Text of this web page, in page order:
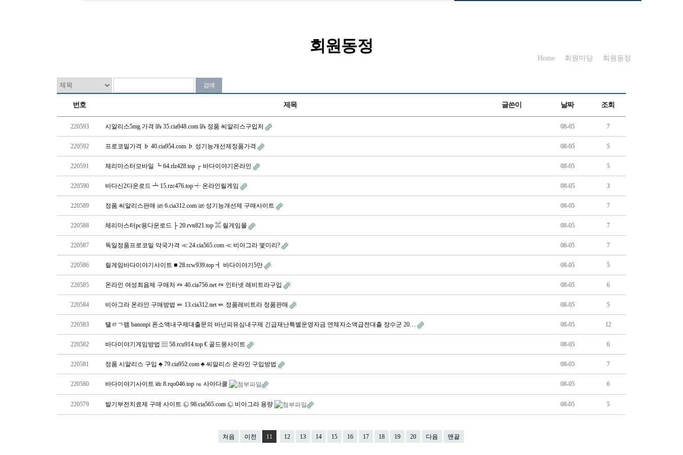
Home 회원마당 회원동정
회원동정
번호 제목 글쓴이 날짜 조회
220593 시알리스5mg 가격 ㎬ 35.cia948.com ㎬ 정품 씨알리스구입처 08-05 7
220592 프로코밀가격 ♭ 40.cia954.com ♭ 성기능개선제정품가격 08-05 5
220591 체리마스터모바일 ┗ 64.rlz428.top ┌ 바다이야기온라인 08-05 5
220590 바다신2다운로드 ┻ 15.rzc476.top ┽ 온라인릴게임 08-05 3
220589 정품 씨알리스판매 ㈃ 6.cia312.com ㈃ 성기능개선제 구매사이트 08-05 7
220588 체리마스터pc용다운로드 ├ 20.rvn821.top ⌘ 릴게임몰 08-05 7
220587 독일정품프로코밀 약국가격 ≪ 24.cia565.com ≪ 비아그라 몇미리? 08-05 7
220586 릴게임바다이야기사이트 ■ 28.rcw939.top ┫ 바다이야기5만 08-05 5
220585 온라인 여성최음제 구매처 ㅩ 40.cia756.net ㅩ 인터넷 레비트라구입 08-05 6
220584 비아그라 온라인 구매방법 ㅄ 13.cia312.net ㅄ 정품레비트라 정품판매 08-05 5
220583 탤ㄹㄱ램 banonpi 폰소액내구제대출문의 바넌피유심내구제 긴급재난특별운영자금 연체자소액급전대출 장수군 20… 08-05 12
220582 바다이야기게임방법 ▤ 58.rcu914.top € 골드몽사이트 08-05 6
220581 정품 시알리스 구입 ♣ 79.cia952.com ♣ 씨알리스 온라인 구입방법 08-05 7
220580 바다이야기사이트 ㎑ 8.rqo046.top ㎱ 사아다쿨 08-05 6
220579 발기부전치료제 구매 사이트 ㉡ 98.cia565.com ㉡ 비아그라 용량 08-05 5
처음 이전 11 12 13 14 15 16 17 18 19 20 다음 맨끝